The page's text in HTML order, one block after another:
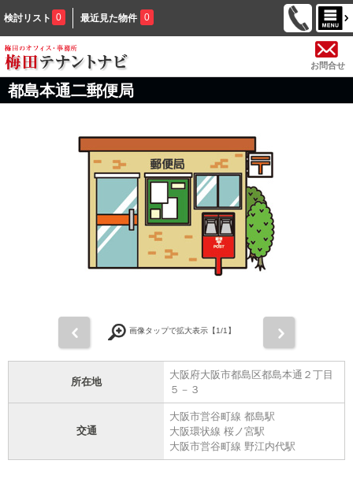
検討リスト 0 最近見た物件 0
お問合せ
都島本通二郵便局
画像タップで拡大表示【1/1】
所在地
大阪府大阪市都島区都島本通２丁目
５－３
交通
大阪市営谷町線 都島駅
大阪環状線 桜ノ宮駅
大阪市営谷町線 野江内代駅